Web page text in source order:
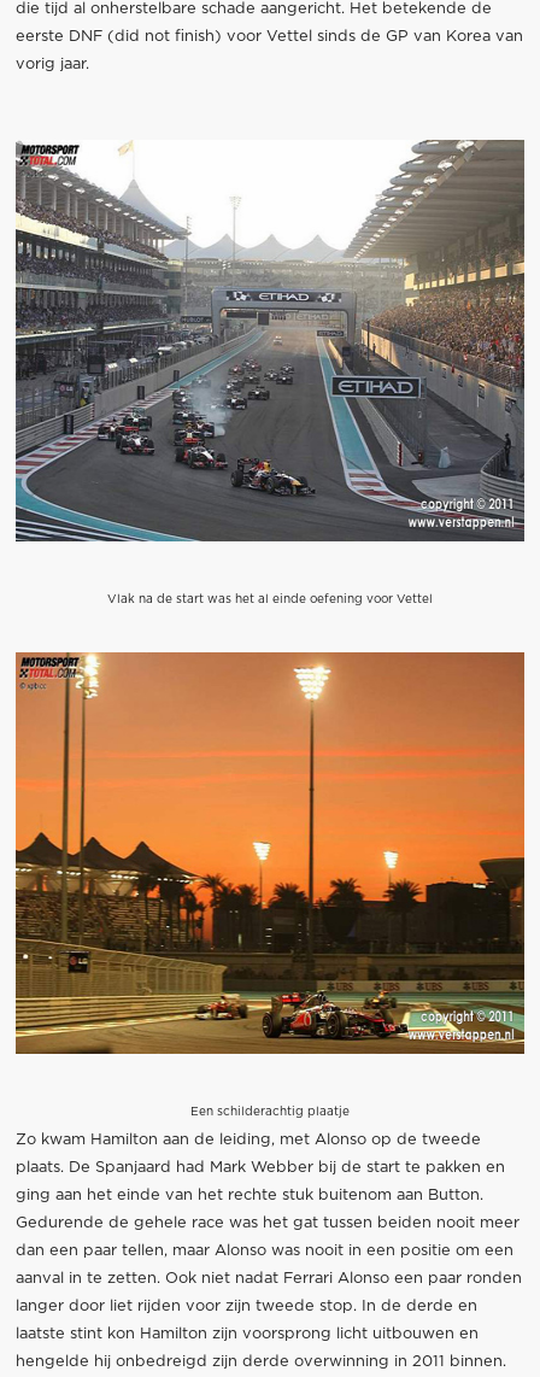
die tijd al onherstelbare schade aangericht. Het betekende de
eerste DNF (did not finish) voor Vettel sinds de GP van Korea van
vorig jaar.
Vlak na de start was het al einde oefening voor Vettel
Een schilderachtig plaatje
Zo kwam Hamilton aan de leiding, met Alonso op de tweede
plaats. De Spanjaard had Mark Webber bij de start te pakken en
ging aan het einde van het rechte stuk buitenom aan Button.
Gedurende de gehele race was het gat tussen beiden nooit meer
dan een paar tellen, maar Alonso was nooit in een positie om een
aanval in te zetten. Ook niet nadat Ferrari Alonso een paar ronden
langer door liet rijden voor zijn tweede stop. In de derde en
laatste stint kon Hamilton zijn voorsprong licht uitbouwen en
hengelde hij onbedreigd zijn derde overwinning in 2011 binnen.